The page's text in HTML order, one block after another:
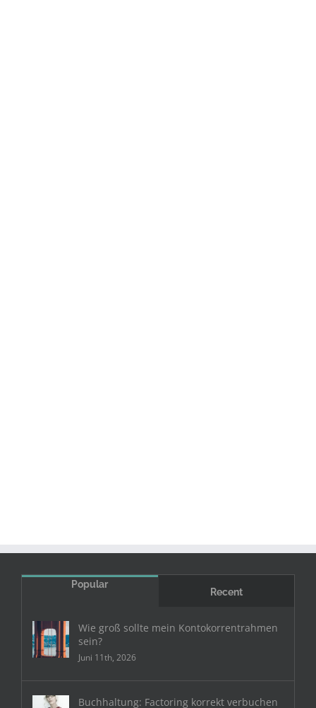
Popular
Recent
Wie groß sollte mein Kontokorrentrahmen
sein?
Juni 11th, 2026
Buchhaltung: Factoring korrekt verbuchen